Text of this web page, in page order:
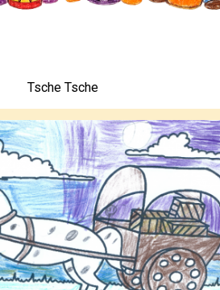
Tsche Tsche